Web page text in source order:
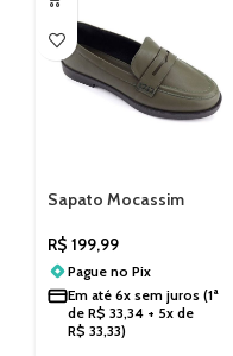
Sapato Mocassim
Santinelli 1574002251
R$ 199,99
Pague no Pix
Em até 6x sem juros (1ª
de R$ 33,34 + 5x de
R$ 33,33)